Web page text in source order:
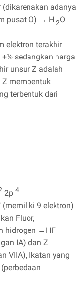
adanya
pusat O) → H 2O
elektron terakhir
+½ sedangkan harga
unsur Z adalah
Z membentuk
terbentuk dari
2p 4
(memiliki 9 elektron)
Fluor,
hidrogen →HF
IA) dan Z
VIIA), Ikatan yang